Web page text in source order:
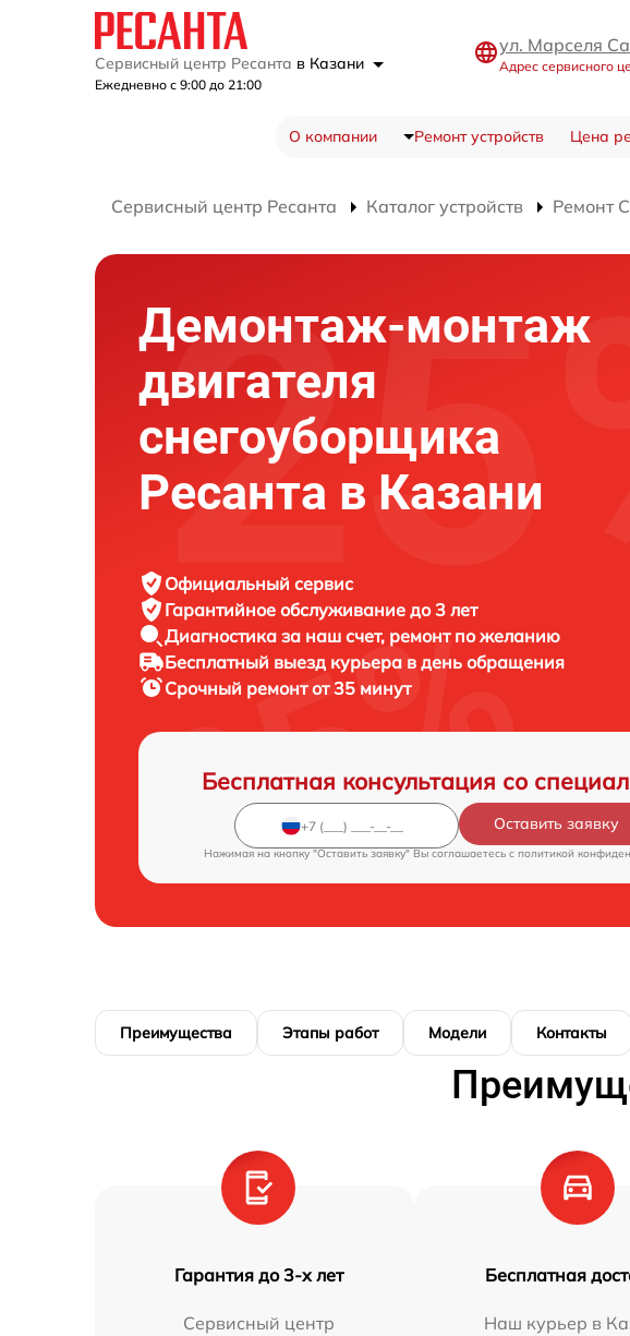
Сервисный центр Ресанта в Казани
Ежедневно с 9:00 до 21:00
ул. Марселя
Адрес сервисного
О компании Ремонт устройств Цена
Сервисный центр Ресанта Каталог устройств Ремонт
Демонтаж-монтаж
двигателя
снегоуборщика
Ресанта в Казани
Официальный сервис
Гарантийное обслуживание до 3 лет
Диагностика за наш счет, ремонт по желанию
Бесплатный выезд курьера в день обращения
Срочный ремонтот 35 минут
Бесплатная консультация со
Оставить заявку
Нажимая на кнопку "Оставить заявку" Вы соглашаетесь c политикой
Преимущества Этапы работ Модели Контакты
Гарантия до 3-х лет
Сервисный центр
Бесплатная
Наш курьер в